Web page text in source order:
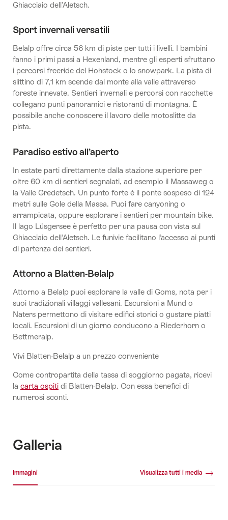
Ghiacciaio dell’Aletsch.
Sport invernali versatili
Belalp offre circa 56 km di piste per tutti i livelli. I bambini
fanno i primi passi a Hexenland, mentre gli esperti sfruttano
i percorsi freeride del Hohstock o lo snowpark. La pista di
slittino di 7,1 km scende dal monte alla valle attraverso
foreste innevate. Sentieri invernali e percorsi con racchette
collegano punti panoramici e ristoranti di montagna. È
possibile anche conoscere il lavoro delle motoslitte da
pista.
Paradiso estivo all’aperto
In estate parti direttamente dalla stazione superiore per
oltre 60 km di sentieri segnalati, ad esempio il Massaweg o
la Valle Gredetsch. Un punto forte è il ponte sospeso di 124
metri sulle Gole della Massa. Puoi fare canyoning o
arrampicata, oppure esplorare i sentieri per mountain bike.
Il lago Lüsgersee è perfetto per una pausa con vista sul
Ghiacciaio dell’Aletsch. Le funivie facilitano l’accesso ai punti
di partenza dei sentieri.
Attorno a Blatten-Belalp
Attorno a Belalp puoi esplorare la valle di Goms, nota per i
suoi tradizionali villaggi vallesani. Escursioni a Mund o
Naters permettono di visitare edifici storici o gustare piatti
locali. Escursioni di un giorno conducono a Riederhorn o
Bettmeralp.
Vivi Blatten-Belalp a un prezzo conveniente
Come contropartita della tassa di soggiorno pagata, ricevi
la carta ospiti di Blatten-Belalp. Con essa benefici di
numerosi sconti.
Galleria
Immagini Visualizza tutti i media